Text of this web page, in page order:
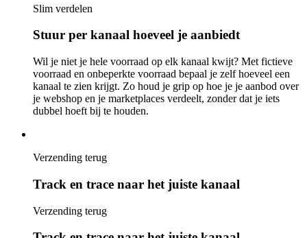
Slim verdelen
Stuur per kanaal hoeveel je aanbiedt
Wil je niet je hele voorraad op elk kanaal kwijt? Met fictieve
voorraad en onbeperkte voorraad bepaal je zelf hoeveel een
kanaal te zien krijgt. Zo houd je grip op hoe je je aanbod over
je webshop en je marketplaces verdeelt, zonder dat je iets
dubbel hoeft bij te houden.
Verzending terug
Track en trace naar het juiste kanaal
Verzending terug